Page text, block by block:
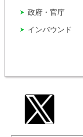
インバウンド
政府・官庁